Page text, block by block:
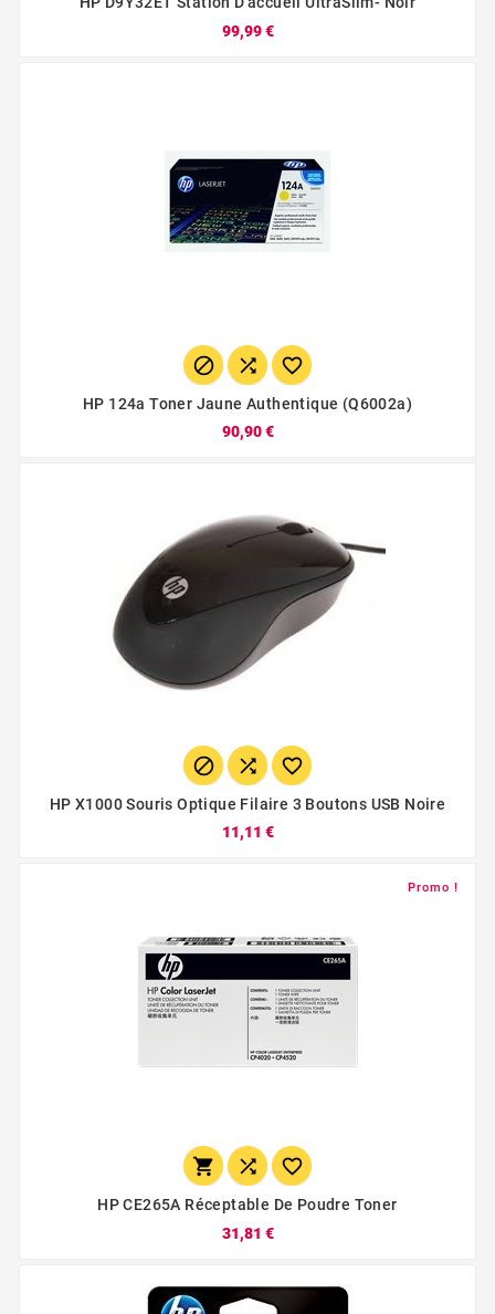
99,99 €
  
HP 124a Toner Jaune Authentique (q6002a)
90,90 €
  
HP X1000 Souris Optique Filaire 3 Boutons USB Noire
11,11 €
Promo !
  
HP CE265A Réceptable De Poudre Toner
31,81 €